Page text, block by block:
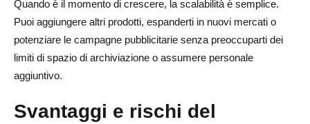
Quando è il momento di crescere, la scalabilità è semplice.
Puoi aggiungere altri prodotti, espanderti in nuovi mercati o
potenziare le campagne pubblicitarie senza preoccuparti dei
limiti di spazio di archiviazione o assumere personale
aggiuntivo.
Svantaggi e rischi del